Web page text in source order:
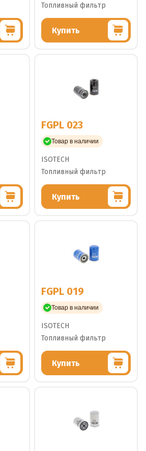
Топливный фильтр
Купить
FGPL 023
Товар в наличии
ISOTECH
Топливный фильтр
Купить
FGPL 019
Товар в наличии
ISOTECH
Топливный фильтр
Купить